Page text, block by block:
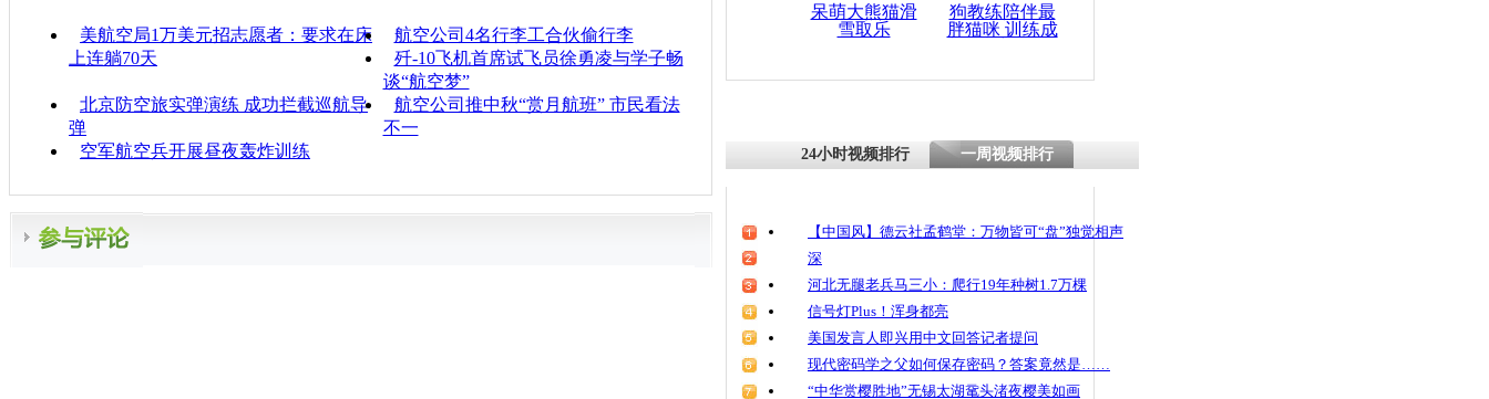
美航空局1万美元招志愿者：要求在床
上连躺70天
航空公司4名行李工合伙偷行李
歼-10飞机首席试飞员徐勇凌与学子畅
谈“航空梦”
北京防空旅实弹演练 成功拦截巡航导
弹
航空公司推中秋“赏月航班” 市民看法
不一
空军航空兵开展昼夜轰炸训练
呆萌大熊猫滑
雪取乐
狗教练陪伴最
胖猫咪 训练成
24小时视频排行 一周视频排行
【中国风】德云社孟鹤堂：万物皆可“盘”独觉相声
深
河北无腿老兵马三小：爬行19年种树1.7万棵
信号灯Plus！浑身都亮
美国发言人即兴用中文回答记者提问
现代密码学之父如何保存密码？答案竟然是……
“中华赏樱胜地”无锡太湖鼋头渚夜樱美如画